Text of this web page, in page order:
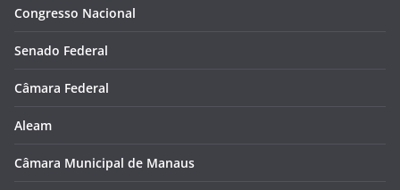
Congresso Nacional
Senado Federal
Câmara Federal
Aleam
Câmara Municipal de Manaus